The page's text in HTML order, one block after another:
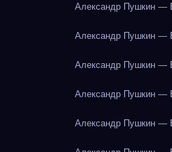
Александр Пушкин —
Александр Пушкин —
Александр Пушкин —
Александр Пушкин —
Александр Пушкин —